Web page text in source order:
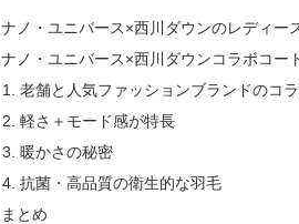
ナノ・ユニバース×西川ダウンのレディー
ナノ・ユニバース×西川ダウンコラボコー
老舗と人気ファッションブランドのコ
軽さ＋モード感が特長
暖かさの秘密
抗菌・高品質の衛生的な羽毛
まとめ